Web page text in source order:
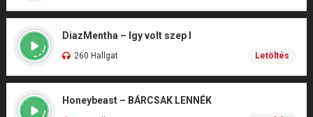
DiazMentha – Igy volt szep I
260 Hallgat Letöltés
Honeybeast – BÁRCSAK LENNÉK